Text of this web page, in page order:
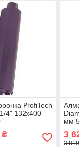
ProfiTech
4" 132x400
₴
мм
3
3